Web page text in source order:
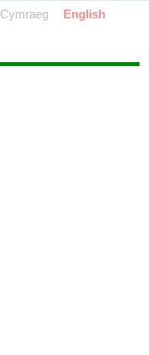
Cymraeg English